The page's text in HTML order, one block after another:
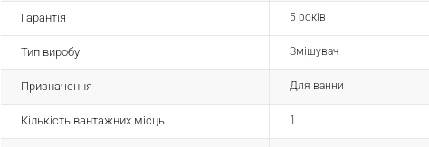
Гарантія 5 років
Тип виробу Змішувач
Призначення Для ванни
Кількість вантажних місць 1